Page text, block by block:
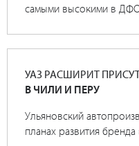
самыми высокими в
УАЗ РАСШИРИТ
В ЧИЛИ И ПЕРУ
Ульяновский
планах развития